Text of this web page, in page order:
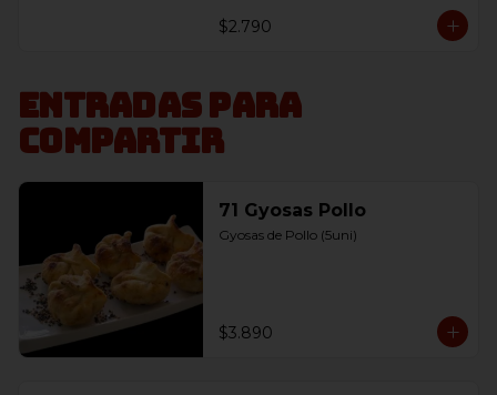
$2.790
Entradas para
compartir
71 Gyosas Pollo
Gyosas de Pollo (5uni)
$3.890